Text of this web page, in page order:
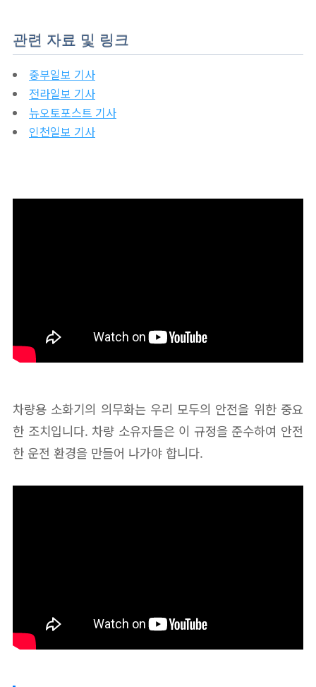
관련 자료 및 링크
중부일보 기사
전라일보 기사
뉴오토포스트 기사
인천일보 기사
차량용 소화기의 의무화는 우리 모두의 안전을 위한 중요
한 조치입니다. 차량 소유자들은 이 규정을 준수하여 안전
한 운전 환경을 만들어 나가야 합니다.